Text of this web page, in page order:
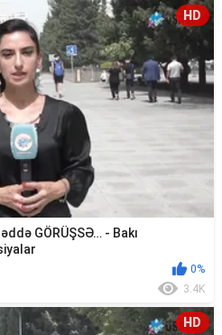
HD
GÖRÜŞSƏ… - Bakı
0%
3.4K
HD